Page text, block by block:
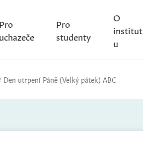
Pro
uchazeče
Pro
studenty
O
institut
u
Den utrpení Páně (Velký pátek) ABC